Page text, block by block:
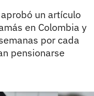
un artículo
en Colombia y
por cada
pensionarse